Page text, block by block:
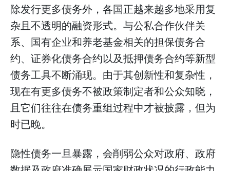
除发行更多债务外，各国正越来越多地采用复
杂且不透明的融资形式。与公私合作伙伴关
系、国有企业和养老基金相关的担保债务合
约、证券化债务合约以及抵押债务合约等新型
债务工具不断涌现。由于其创新性和复杂性，
现在有更多债务不被政策制定者和公众知晓，
且它们往往在债务重组过程中才被披露，但为
时已晚。
隐性债务一旦暴露，会削弱公众对政府、政府